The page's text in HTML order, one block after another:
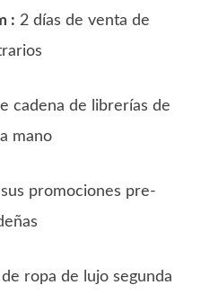
: 2 días de venta de
cadena de librerías de
mano
promociones pre-
ropa de lujo segunda